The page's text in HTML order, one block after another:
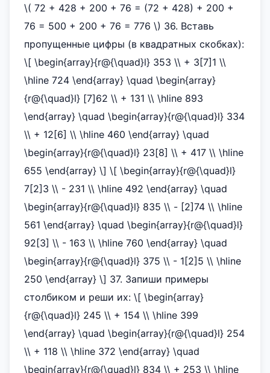
\( 72 + 428 + 200 + 76 = (72 + 428) + 200 +
76 = 500 + 200 + 76 = 776 \) 36. Вставь
пропущенные цифры (в квадратных скобках):
\[ \begin{array}{r@{\quad}l} 353 \\ + 3[7]1 \\
\hline 724 \end{array} \quad \begin{array}
{r@{\quad}l} [7]62 \\ + 131 \\ \hline 893
\end{array} \quad \begin{array}{r@{\quad}l} 334
\\ + 12[6] \\ \hline 460 \end{array} \quad
\begin{array}{r@{\quad}l} 23[8] \\ + 417 \\ \hline
655 \end{array} \] \[ \begin{array}{r@{\quad}l}
7[2]3 \\ - 231 \\ \hline 492 \end{array} \quad
\begin{array}{r@{\quad}l} 835 \\ - [2]74 \\ \hline
561 \end{array} \quad \begin{array}{r@{\quad}l}
92[3] \\ - 163 \\ \hline 760 \end{array} \quad
\begin{array}{r@{\quad}l} 375 \\ - 1[2]5 \\ \hline
250 \end{array} \] 37. Запиши примеры
столбиком и реши их: \[ \begin{array}
{r@{\quad}l} 245 \\ + 154 \\ \hline 399
\end{array} \quad \begin{array}{r@{\quad}l} 254
\\ + 118 \\ \hline 372 \end{array} \quad
\begin{array}{r@{\quad}l} 834 \\ + 253 \\ \hline